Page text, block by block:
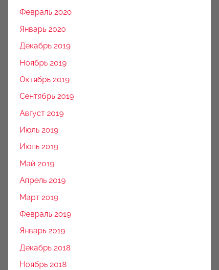
Февраль 2020
Январь 2020
Декабрь 2019
Ноябрь 2019
Октябрь 2019
Сентябрь 2019
Август 2019
Июль 2019
Июнь 2019
Май 2019
Апрель 2019
Март 2019
Февраль 2019
Январь 2019
Декабрь 2018
Ноябрь 2018